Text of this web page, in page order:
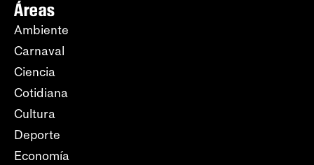
Áreas
Ambiente
Carnaval
Ciencia
Cotidiana
Cultura
Deporte
Economía